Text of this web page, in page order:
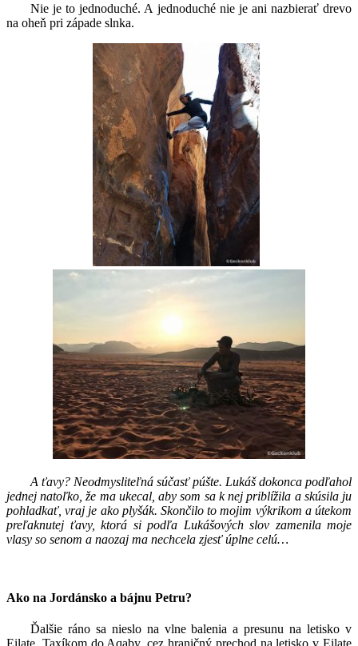
Nie je to jednoduché. A jednoduché nie je ani nazbierať drevo
na oheň pri západe slnka.
A ťavy? Neodmysliteľná súčasť púšte. Lukáš dokonca podľahol
jednej natoľko, že ma ukecal, aby som sa k nej priblížila a skúsila ju
pohladkať, vraj je ako plyšák. Skončilo to mojim výkrikom a útekom
preľaknutej ťavy, ktorá si podľa Lukášových slov zamenila moje
vlasy so senom a naozaj ma nechcela zjesť úplne celú…
Ako na Jordánsko a bájnu Petru?
Ďalšie ráno sa nieslo na vlne balenia a presunu na letisko v